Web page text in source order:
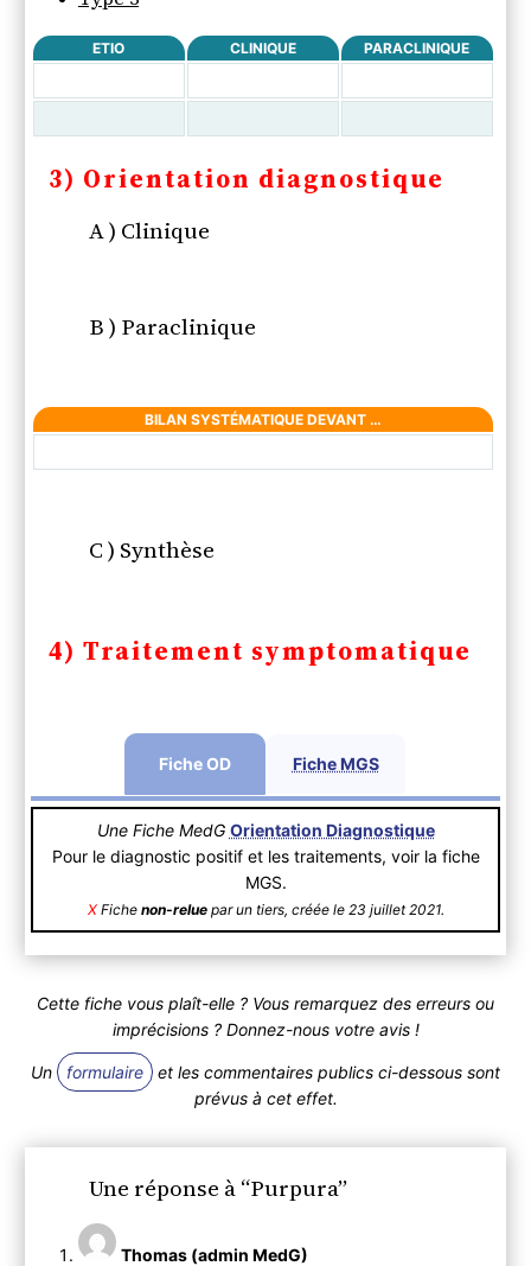
ETIO CLINIQUE PARACLINIQUE
3) Orientation diagnostique
A ) Clinique
B ) Paraclinique
BILAN SYSTÉMATIQUE DEVANT …
C ) Synthèse
4) Traitement symptomatique
Fiche OD Fiche MGS
Une Fiche MedG Orientation Diagnostique
Pour le diagnostic positif et les traitements, voir la fiche
MGS.
XFiche non-reluepar un tiers, créée le 23 juillet 2021.
Cette fiche vous plaît-elle ? Vous remarquez des erreurs ou
imprécisions ? Donnez-nous votre avis !
Un formulaire
et les commentaires publics ci-dessous sont
prévus à cet effet.
Une réponse à “Purpura”
Thomas (admin MedG)